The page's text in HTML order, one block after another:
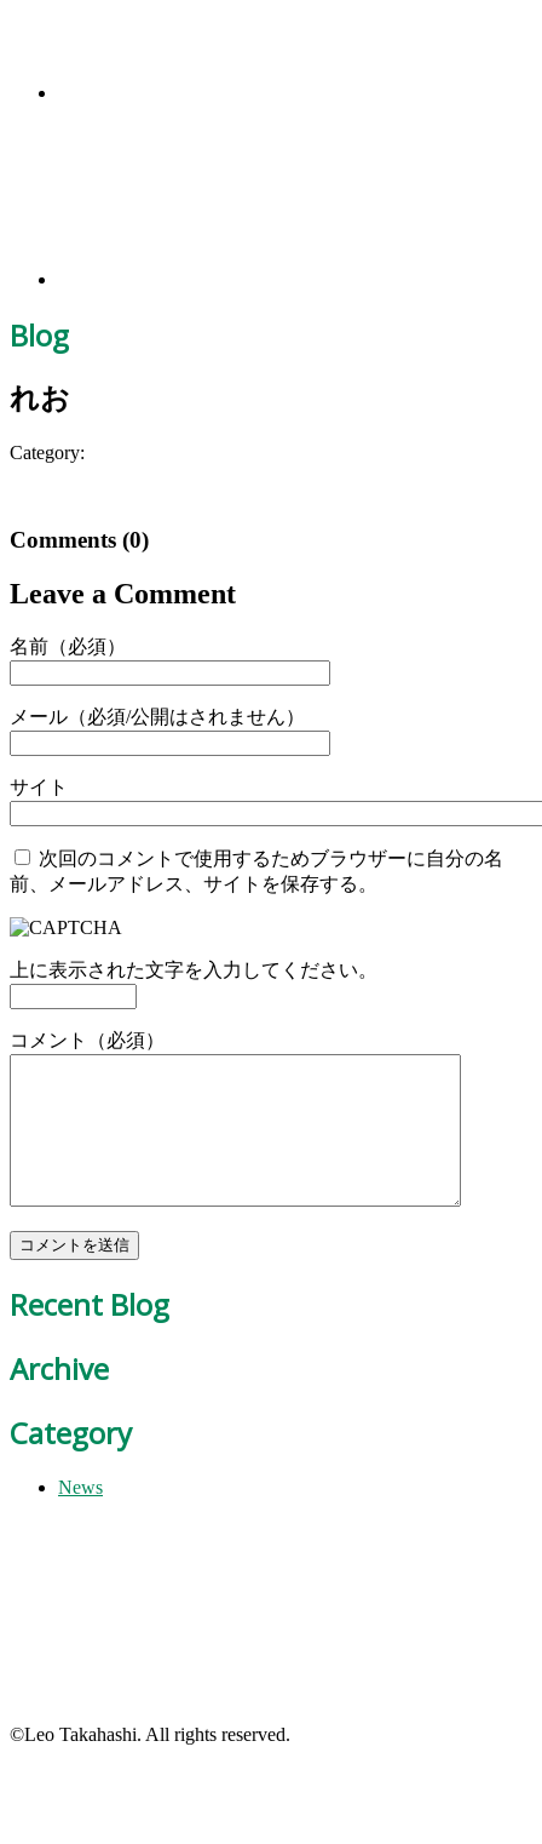
Blog
れお
Category:
Comments (0)
Leave a Comment
名前（必須）
メール（必須/公開はされません）
サイト
次回のコメントで使用するためブラウザーに自分の名
前、メールアドレス、サイトを保存する。
上に表示された文字を入力してください。
コメント（必須）
Recent Blog
Archive
Category
News
©Leo Takahashi. All rights reserved.